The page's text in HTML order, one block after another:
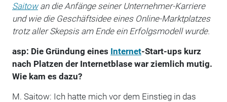
Saitowan die Anfänge seiner Unternehmer-Karriere
und wie die Geschäftsidee eines Online-Marktplatzes
trotz aller Skepsis am Ende ein Erfolgsmodell wurde.
asp: Die Gründung eines Internet-Start-ups kurz
nach Platzen der Internetblase war ziemlich mutig.
Wie kam es dazu?
M. Saitow: Ich hatte mich vor dem Einstieg in das